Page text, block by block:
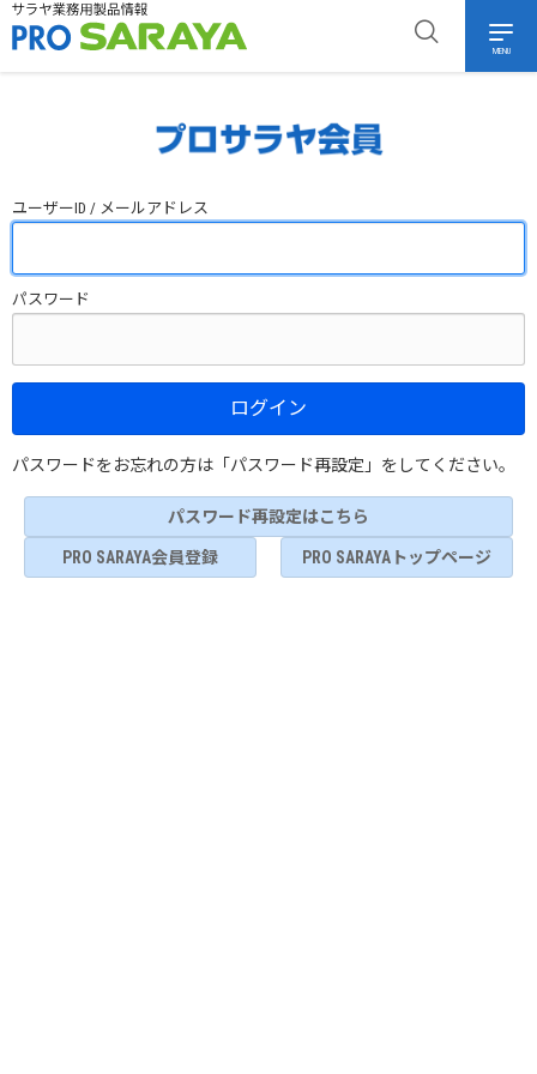
MENU
ユーザーID / メールアドレス
パスワード
ログイン
パスワードをお忘れの方は「パスワード再設定」をしてください。
パスワード再設定はこちら
PRO SARAYA会員登録 PRO SARAYAトップページ